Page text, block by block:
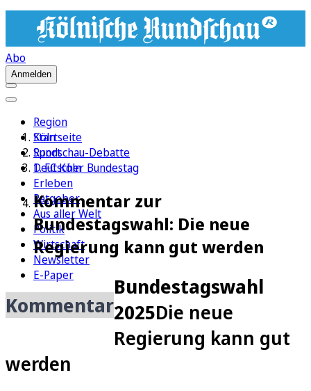
Abo
Anmelden
Region
Köln
Sport
1. FC Köln
Erleben
Ratgeber
Aus aller Welt
Politik
Wirtschaft
Newsletter
E-Paper
Startseite
Rundschau-Debatte
Deutscher Bundestag
Kommentar zur
Bundestagswahl: Die neue
Regierung kann gut werden
Kommentar
Bundestagswahl
2025Die neue
Regierung kann gut
werden